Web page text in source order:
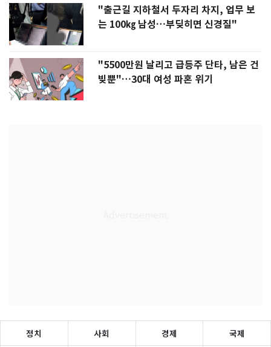
"출근길 지하철서 두자리 차지, 업무 보
는 100㎏ 남성…부딪히면 신경질"
"5500만원 날리고 급등주 단타, 남은 건
빚뿐"…30대 여성 파혼 위기
정치 사회 경제 국제